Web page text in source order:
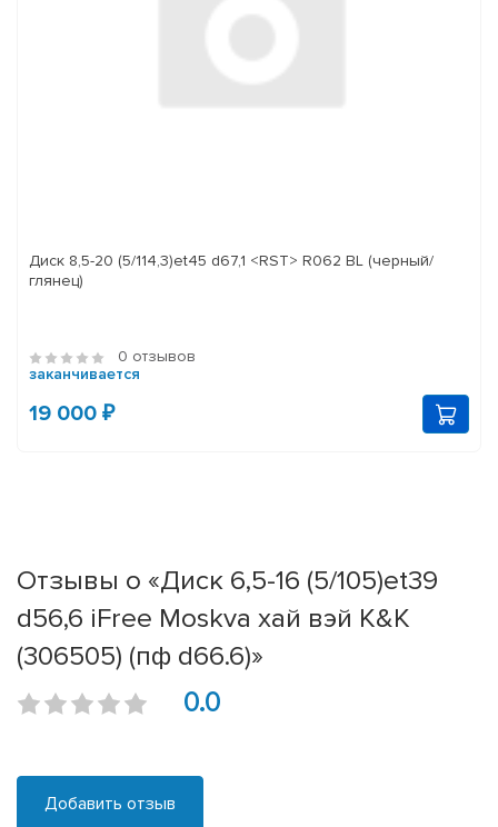
Диск 8,5-20 (5/114,3)et45 d67,1 <RST> R062 BL (черный/
глянец)
0 отзывов
заканчивается
19 000 ₽
Отзывы о «Диск 6,5-16 (5/105)et39
d56,6 iFree Moskva хай вэй К&К
(306505) (пф d66.6)»
0.0
Добавить отзыв